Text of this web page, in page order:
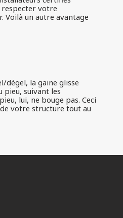
votre
Voilà un autre avantage
dégel, la gaine glisse
pieu, suivant les
lui, ne bouge pas. Ceci
votre structure tout au